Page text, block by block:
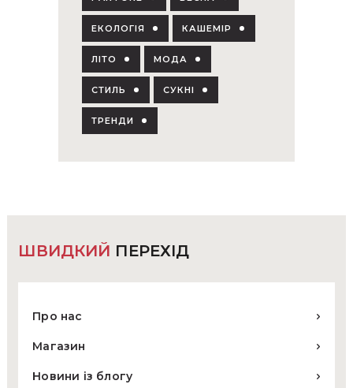
ЕКОЛОГІЯ КАШЕМІР
ЛІТО МОДА
СТИЛЬ СУКНІ
ТРЕНДИ
ШВИДКИЙ ПЕРЕХІД
Про нас
Магазин
Новини із блогу